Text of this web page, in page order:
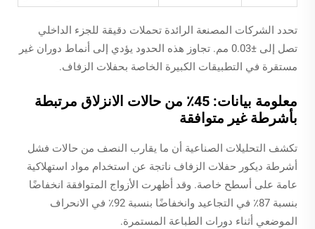
تحدد الشركات المصنعة الرائدة تحملات دقيقة للجزء الداخلي
تصل إلى ±0.03 مم. تجاوز هذه الحدود يؤدي إلى أنماط دوران غير
مستقرة في التطبيقات الكبيرة الخاصة بحفلات الزفاف.
معلومة بيانات: 45٪ من حالات الانزلاق مرتبطة
بأشرطة غير متوافقة
تكشف التحليلات الصناعية أن ما يقارب النصف من حالات فشل
أشرطة ديكور حفلات الزفاف ناتجة عن استخدام مواد استهلاكية
عامة على أسطح خاصة. وقد أظهرت الأزواج المتوافقة انخفاضًا
بنسبة 87٪ في التجاعيد وانخفاضًا بنسبة 92٪ في الانحراف
الموضعي أثناء دورات الطباعة المستمرة.